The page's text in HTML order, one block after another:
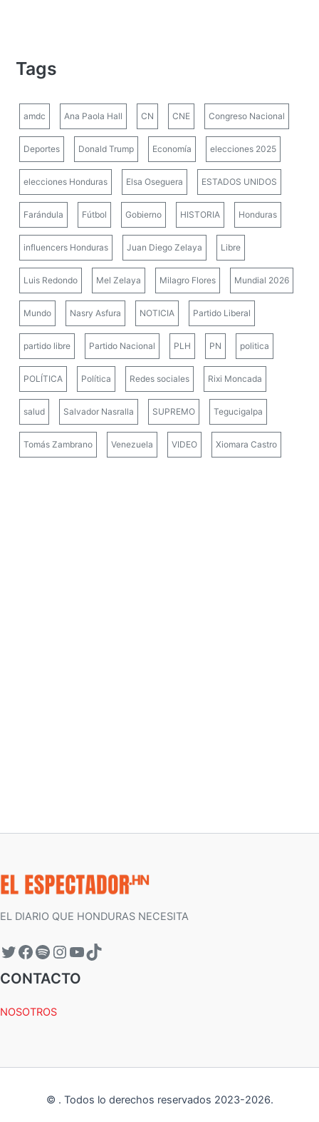
Tags
amdc Ana Paola Hall CN CNE Congreso Nacional
Deportes Donald Trump Economía elecciones 2025
elecciones Honduras Elsa Oseguera ESTADOS UNIDOS
Farándula Fútbol Gobierno HISTORIA Honduras
influencers Honduras Juan Diego Zelaya Libre
Luis Redondo Mel Zelaya Milagro Flores Mundial 2026
Mundo Nasry Asfura NOTICIA Partido Liberal
partido libre Partido Nacional PLH PN politica
POLÍTICA Política Redes sociales Rixi Moncada
salud Salvador Nasralla SUPREMO Tegucigalpa
Tomás Zambrano Venezuela VIDEO Xiomara Castro
EL DIARIO QUE HONDURAS NECESITA
CONTACTO
NOSOTROS
© . Todos lo derechos reservados 2023-2026.